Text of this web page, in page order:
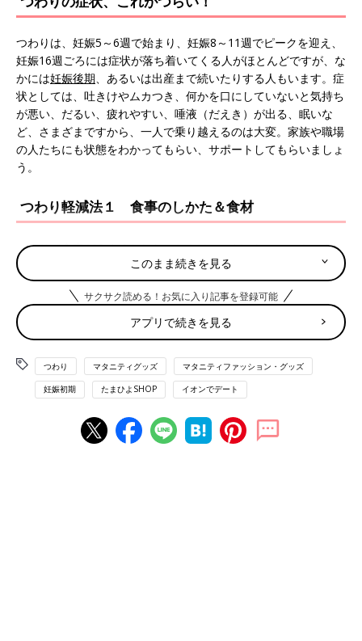
わりのタイプ別に、どんなものを食べるのがい
いのかなど、つわりをラクにする方法を産婦人
科医の長岡貞雄先生に伺いました。
つわりは、妊娠5～6週で始まり、妊娠8～11週でピークを迎え、
妊娠16週ごろには症状が落ち着いてくる人がほとんどですが、な
かには妊娠後期、あるいは出産まで続いたりする人もいます。症
状としては、吐きけやムカつき、何かを口にしていないと気持ち
が悪い、だるい、疲れやすい、唾液（だえき）が出る、眠いな
ど、さまざまですから、一人で乗り越えるのは大変。家族や職場
の人たちにも状態をわかってもらい、サポートしてもらいましょ
う。
つわり軽減法１ 食事のしかた＆食材
つわりで食事がうまくとれないときは、のどごしのいいものや、
胃の負担を軽減する消化のいいものをとるといいでしょう。にお
いに敏感になった人は、温かいものより、においの立ちにくい冷
たいものをとってみて。柑橘系のフルーツや、炭酸水で口の中を
スッキリさせるのもいいでしょう。空腹時に気持ちが悪くなる場
合は、ひと口サイズで食べられるおにぎりやサンドイッチ、クッ
キーやキャンディーなどを用意しておくのも安心です。
つわり軽減法２ 食事以外の方法
自分のことだけを考える。家事は最低限でOK
このまま続きを見る
サクサク読める！お気に入り記事を登録可能
アプリで続きを見る
つわり マタニティグッズ マタニティファッション・グッズ
妊娠初期 たまひよSHOP イオンでデート